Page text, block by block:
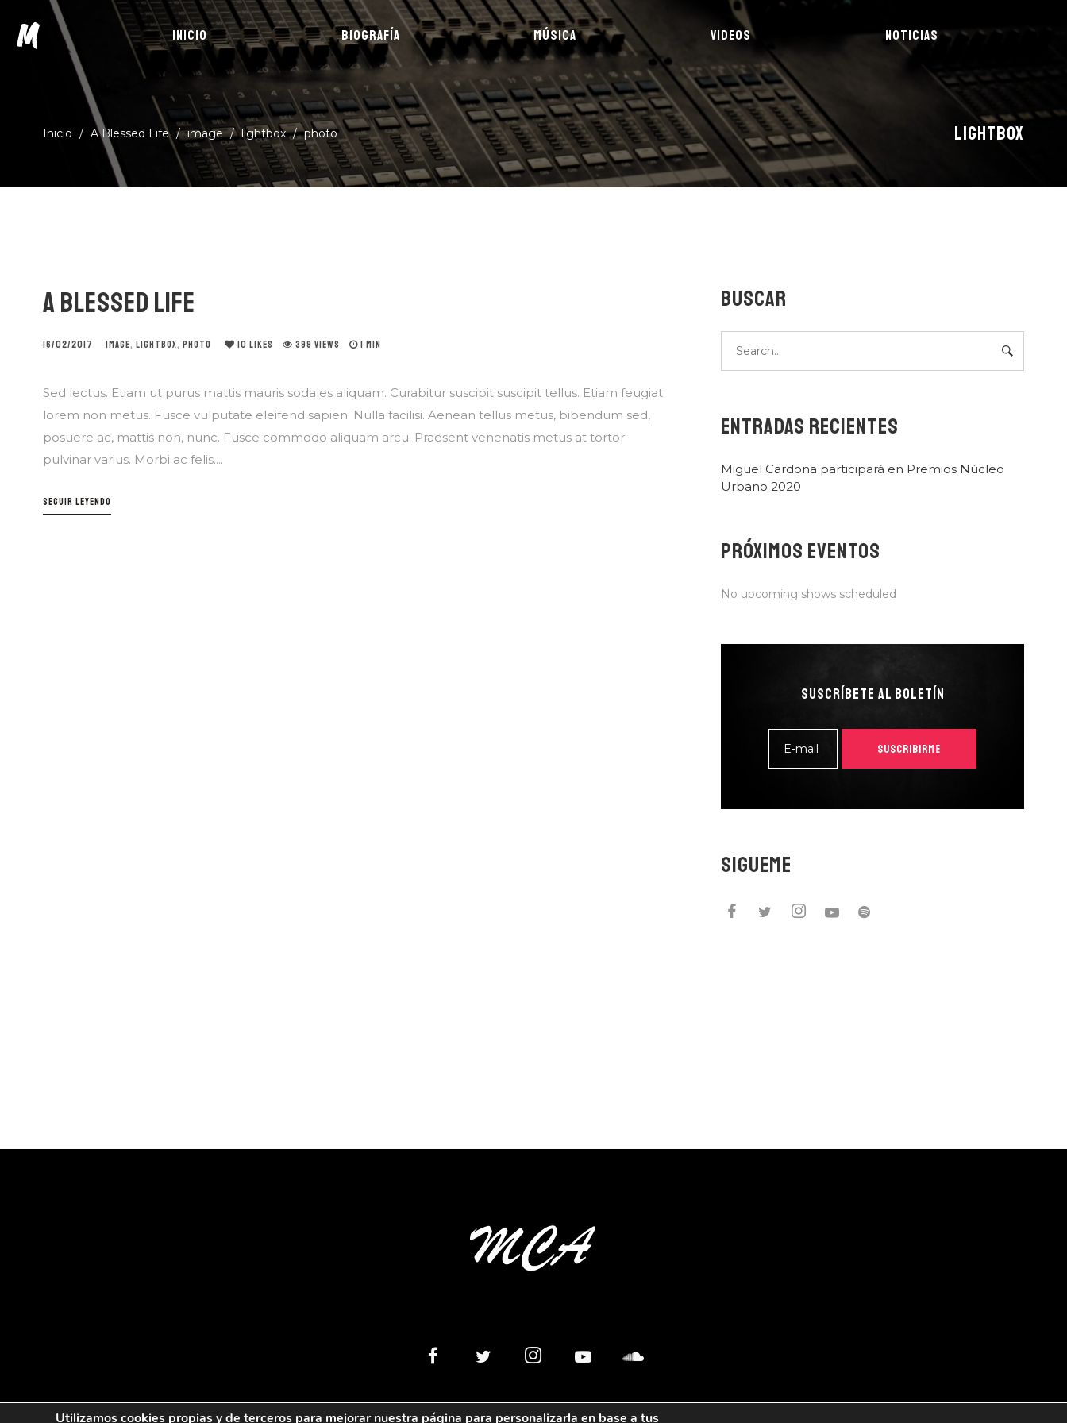
M INICIO BIOGRAFÍA MÚSICA VIDEOS NOTICIAS
Inicio / A Blessed Life / image / lightbox / photo LIGHTBOX
A BLESSED LIFE
16/02/2017 IMAGE, LIGHTBOX, PHOTO 10 LIKES 399 VIEWS 1 MIN
Sed lectus. Etiam ut purus mattis mauris sodales aliquam. Curabitur suscipit suscipit tellus. Etiam feugiat
lorem non metus. Fusce vulputate eleifend sapien. Nulla facilisi. Aenean tellus metus, bibendum sed,
posuere ac, mattis non, nunc. Fusce commodo aliquam arcu. Praesent venenatis metus at tortor
pulvinar varius. Morbi ac felis....
SEGUIR LEYENDO
BUSCAR
ENTRADAS RECIENTES
Miguel Cardona participará en Premios Núcleo
Urbano 2020
PRÓXIMOS EVENTOS
No upcoming shows scheduled
SUSCRÍBETE AL BOLETÍN
SUSCRIBIRME
SIGUEME
Utilizamos cookies propias y de terceros para mejorar nuestra página para personalizarla en base a tus